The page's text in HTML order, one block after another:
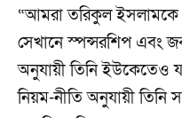
“আমরা তরিকুল ইসলামকে
সেখানে স্পন্সরশিপ এবং জব
অনুযায়ী তিনি ইউকেতেও
নিয়ম-নীতি অনুযায়ী তিনি